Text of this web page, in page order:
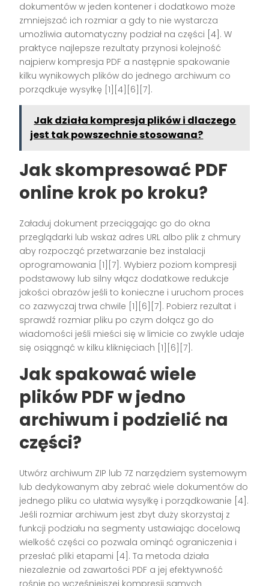
dokumentów w jeden kontener i dodatkowo może
zmniejszać ich rozmiar a gdy to nie wystarcza
umożliwia automatyczny podział na części [4]. W
praktyce najlepsze rezultaty przynosi kolejność
najpierw kompresja PDF a następnie spakowanie
kilku wynikowych plików do jednego archiwum co
porządkuje wysyłkę [1][4][6][7].
Jak działa kompresja plików i dlaczego
jest tak powszechnie stosowana?
Jak skompresować PDF
online krok po kroku?
Załaduj dokument przeciągając go do okna
przeglądarki lub wskaż adres URL albo plik z chmury
aby rozpocząć przetwarzanie bez instalacji
oprogramowania [1][7]. Wybierz poziom kompresji
podstawowy lub silny włącz dodatkowe redukcje
jakości obrazów jeśli to konieczne i uruchom proces
co zazwyczaj trwa chwile [1][6][7]. Pobierz rezultat i
sprawdź rozmiar pliku po czym dołącz go do
wiadomości jeśli mieści się w limicie co zwykle udaje
się osiągnąć w kilku kliknięciach [1][6][7].
Jak spakować wiele
plików PDF w jedno
archiwum i podzielić na
części?
Utwórz archiwum ZIP lub 7Z narzędziem systemowym
lub dedykowanym aby zebrać wiele dokumentów do
jednego pliku co ułatwia wysyłkę i porządkowanie [4].
Jeśli rozmiar archiwum jest zbyt duży skorzystaj z
funkcji podziału na segmenty ustawiając docelową
wielkość części co pozwala ominąć ograniczenia i
przesłać pliki etapami [4]. Ta metoda działa
niezależnie od zawartości PDF a jej efektywność